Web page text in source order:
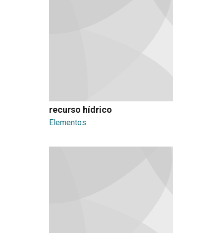
recurso hídrico
Elementos